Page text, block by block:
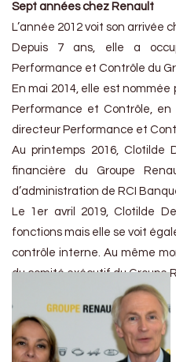
Sept années chez Renault
L’année 2012 voit son arrivée
Depuis 7 ans, elle a
Performance et Contrôle du
En mai 2014, elle est
Performance et Contrôle,
directeur Performance et
Au printemps 2016, Clotilde
financière du Groupe
d’administration de RCI
Le 1er avril 2019, Clotilde
fonctions mais elle se voit
contrôle interne. Au même
du comité exécutif du Groupe